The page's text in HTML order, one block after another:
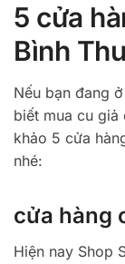
5 cửa
Bình
Nếu bạn đang
biết mua cu giả
khảo 5 cửa
nhé:
cửa hàng
Hiện nay Shop